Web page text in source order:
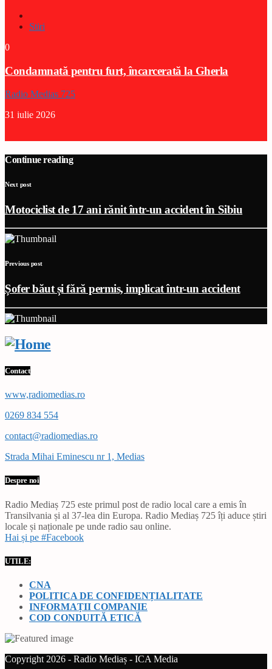
Stiri
0
Condamnată pentru furt, încarcerată la Gherla
Radio Medias 725
31 iulie 2026
Continue reading
Next post
Motociclist de 17 ani rănit într-un accident în Sibiu
Previous post
Șofer băut și fără permis, implicat într-un accident
Contact
www,radiomedias.ro
0269 834 554
contact@radiomedias.ro
Strada Mihai Eminescu nr 1, Medias
Despre noi
Radio Mediaș 725 este primul post de radio local care a emis în
Transilvania și al 37-lea din Europa. Radio Mediaș 725 îți aduce știri
locale și naționale pe unde radio sau online.
Hai și pe #Facebook
UTILE:
CNA
POLITICA DE CONFIDENȚIALITATE
INFORMAȚII COMPANIE
COD CONDUITĂ ETICĂ
Copyright 2026 - Radio Mediaș - ICA Media